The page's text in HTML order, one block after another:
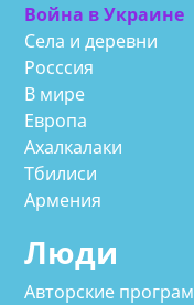
Война в Украине
Села и деревни
Росссия
В мире
Европа
Ахалкалаки
Тбилиси
Армения
Люди
Авторские